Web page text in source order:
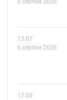
15.07
6 серпня 2026
17.00